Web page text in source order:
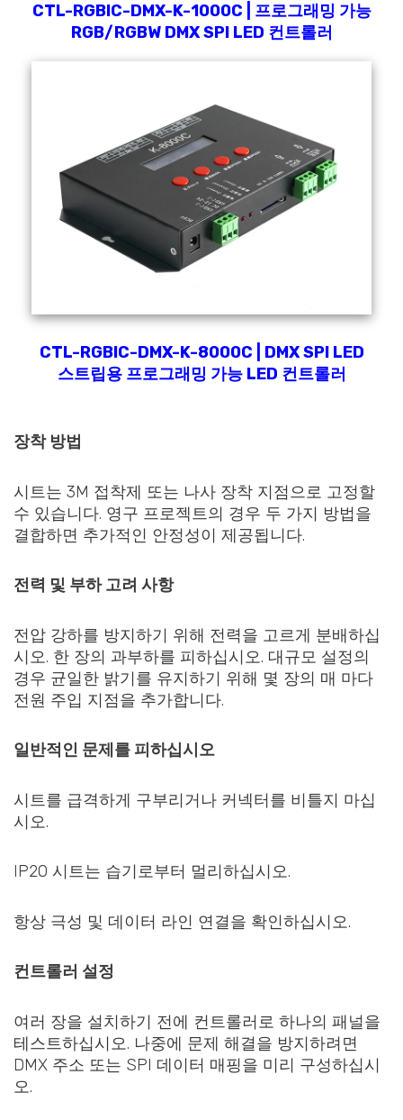
CTL-RGBIC-DMX-K-1000C | 프로그래밍 가능
RGB/RGBW DMX SPI LED 컨트롤러
CTL-RGBIC-DMX-K-8000C | DMX SPI LED
스트립용 프로그래밍 가능 LED 컨트롤러
장착 방법
시트는 3M 접착제 또는 나사 장착 지점으로 고정할
수 있습니다. 영구 프로젝트의 경우 두 가지 방법을
결합하면 추가적인 안정성이 제공됩니다.
전력 및 부하 고려 사항
전압 강하를 방지하기 위해 전력을 고르게 분배하십
시오. 한 장의 과부하를 피하십시오. 대규모 설정의
경우 균일한 밝기를 유지하기 위해 몇 장의 매 마다
전원 주입 지점을 추가합니다.
일반적인 문제를 피하십시오
시트를 급격하게 구부리거나 커넥터를 비틀지 마십
시오.
IP20 시트는 습기로부터 멀리하십시오.
항상 극성 및 데이터 라인 연결을 확인하십시오.
컨트롤러 설정
여러 장을 설치하기 전에 컨트롤러로 하나의 패널을
테스트하십시오. 나중에 문제 해결을 방지하려면
DMX 주소 또는 SPI 데이터 매핑을 미리 구성하십시
오.